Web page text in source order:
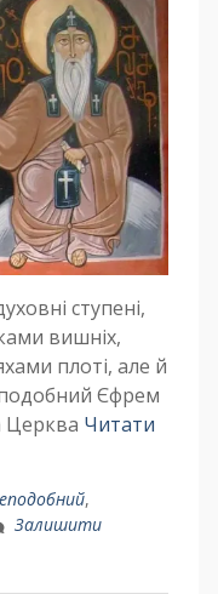
ступені,
вишніх,
плоті, але й
Єфрем
Церква Читати
,
Залишити